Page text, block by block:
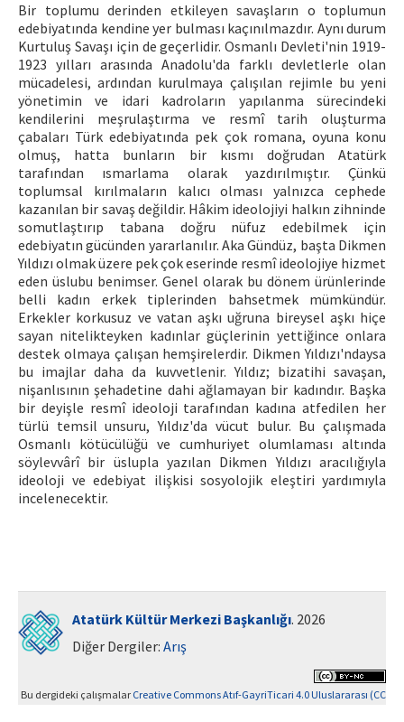
Bir toplumu derinden etkileyen savaşların o toplumun
edebiyatında kendine yer bulması kaçınılmazdır. Aynı durum
Kurtuluş Savaşı için de geçerlidir. Osmanlı Devleti'nin 1919-
1923 yılları arasında Anadolu'da farklı devletlerle olan
mücadelesi, ardından kurulmaya çalışılan rejimle bu yeni
yönetimin ve idari kadroların yapılanma sürecindeki
kendilerini meşrulaştırma ve resmî tarih oluşturma
çabaları Türk edebiyatında pek çok romana, oyuna konu
olmuş, hatta bunların bir kısmı doğrudan Atatürk
tarafından ısmarlama olarak yazdırılmıştır. Çünkü
toplumsal kırılmaların kalıcı olması yalnızca cephede
kazanılan bir savaş değildir. Hâkim ideolojiyi halkın zihninde
somutlaştırıp tabana doğru nüfuz edebilmek için
edebiyatın gücünden yararlanılır. Aka Gündüz, başta Dikmen
Yıldızı olmak üzere pek çok eserinde resmî ideolojiye hizmet
eden üslubu benimser. Genel olarak bu dönem ürünlerinde
belli kadın erkek tiplerinden bahsetmek mümkündür.
Erkekler korkusuz ve vatan aşkı uğruna bireysel aşkı hiçe
sayan nitelikteyken kadınlar güçlerinin yettiğince onlara
destek olmaya çalışan hemşirelerdir. Dikmen Yıldızı'ndaysa
bu imajlar daha da kuvvetlenir. Yıldız; bizatihi savaşan,
nişanlısının şehadetine dahi ağlamayan bir kadındır. Başka
bir deyişle resmî ideoloji tarafından kadına atfedilen her
türlü temsil unsuru, Yıldız'da vücut bulur. Bu çalışmada
Osmanlı kötücülüğü ve cumhuriyet olumlaması altında
söylevvârî bir üslupla yazılan Dikmen Yıldızı aracılığıyla
ideoloji ve edebiyat ilişkisi sosyolojik eleştiri yardımıyla
incelenecektir.
Atatürk Kültür Merkezi Başkanlığı. 2026
Diğer Dergiler: Arış
Bu dergideki çalışmalar Creative Commons Atıf-GayriTicari 4.0 Uluslararası (CC